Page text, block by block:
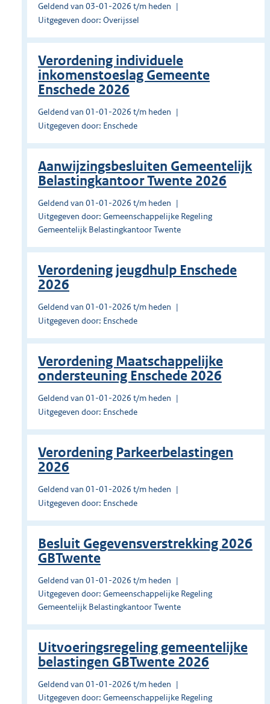
Geldend van 03-01-2026 t/m heden
Uitgegeven door: Overijssel
Verordening individuele
inkomenstoeslag Gemeente
Enschede 2026
Geldend van 01-01-2026 t/m heden
Uitgegeven door: Enschede
Aanwijzingsbesluiten Gemeentelijk
Belastingkantoor Twente 2026
Geldend van 01-01-2026 t/m heden
Uitgegeven door: Gemeenschappelijke Regeling
Gemeentelijk Belastingkantoor Twente
Verordening jeugdhulp Enschede
2026
Geldend van 01-01-2026 t/m heden
Uitgegeven door: Enschede
Verordening Maatschappelijke
ondersteuning Enschede 2026
Geldend van 01-01-2026 t/m heden
Uitgegeven door: Enschede
Verordening Parkeerbelastingen
2026
Geldend van 01-01-2026 t/m heden
Uitgegeven door: Enschede
Besluit Gegevensverstrekking 2026
GBTwente
Geldend van 01-01-2026 t/m heden
Uitgegeven door: Gemeenschappelijke Regeling
Gemeentelijk Belastingkantoor Twente
Uitvoeringsregeling gemeentelijke
belastingen GBTwente 2026
Geldend van 01-01-2026 t/m heden
Uitgegeven door: Gemeenschappelijke Regeling